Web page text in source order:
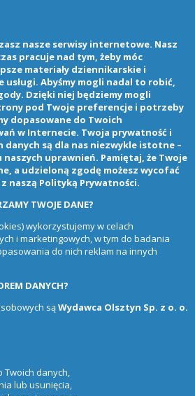
nasze serwisy internetowe. Nasz
pracuje nad tym, żeby móc
materiały dziennikarskie i
usługi. Abyśmy mogli nadal to robić,
Dzięki niej będziemy mogli
pod Twoje preferencje i potrzeby
dopasowane do Twoich
w Internecie. Twoja prywatność i
są dla nas niezwykle istotne –
uprawnień. Pamiętaj, że Twoje
a udzieloną zgodę możesz wycofać
naszą Polityką Prywatności.
TWOJE DANE?
wykorzystujemy w celach
i marketingowych, w tym do badania
do nich reklam na innych
DANYCH?
sąWydawca Olsztyn Sp. z o. o.
Twoich danych,
lub usunięcia,